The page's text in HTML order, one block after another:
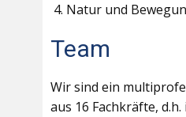
Natur und
Team
Wir sind ein
aus 16 Fachkräfte,